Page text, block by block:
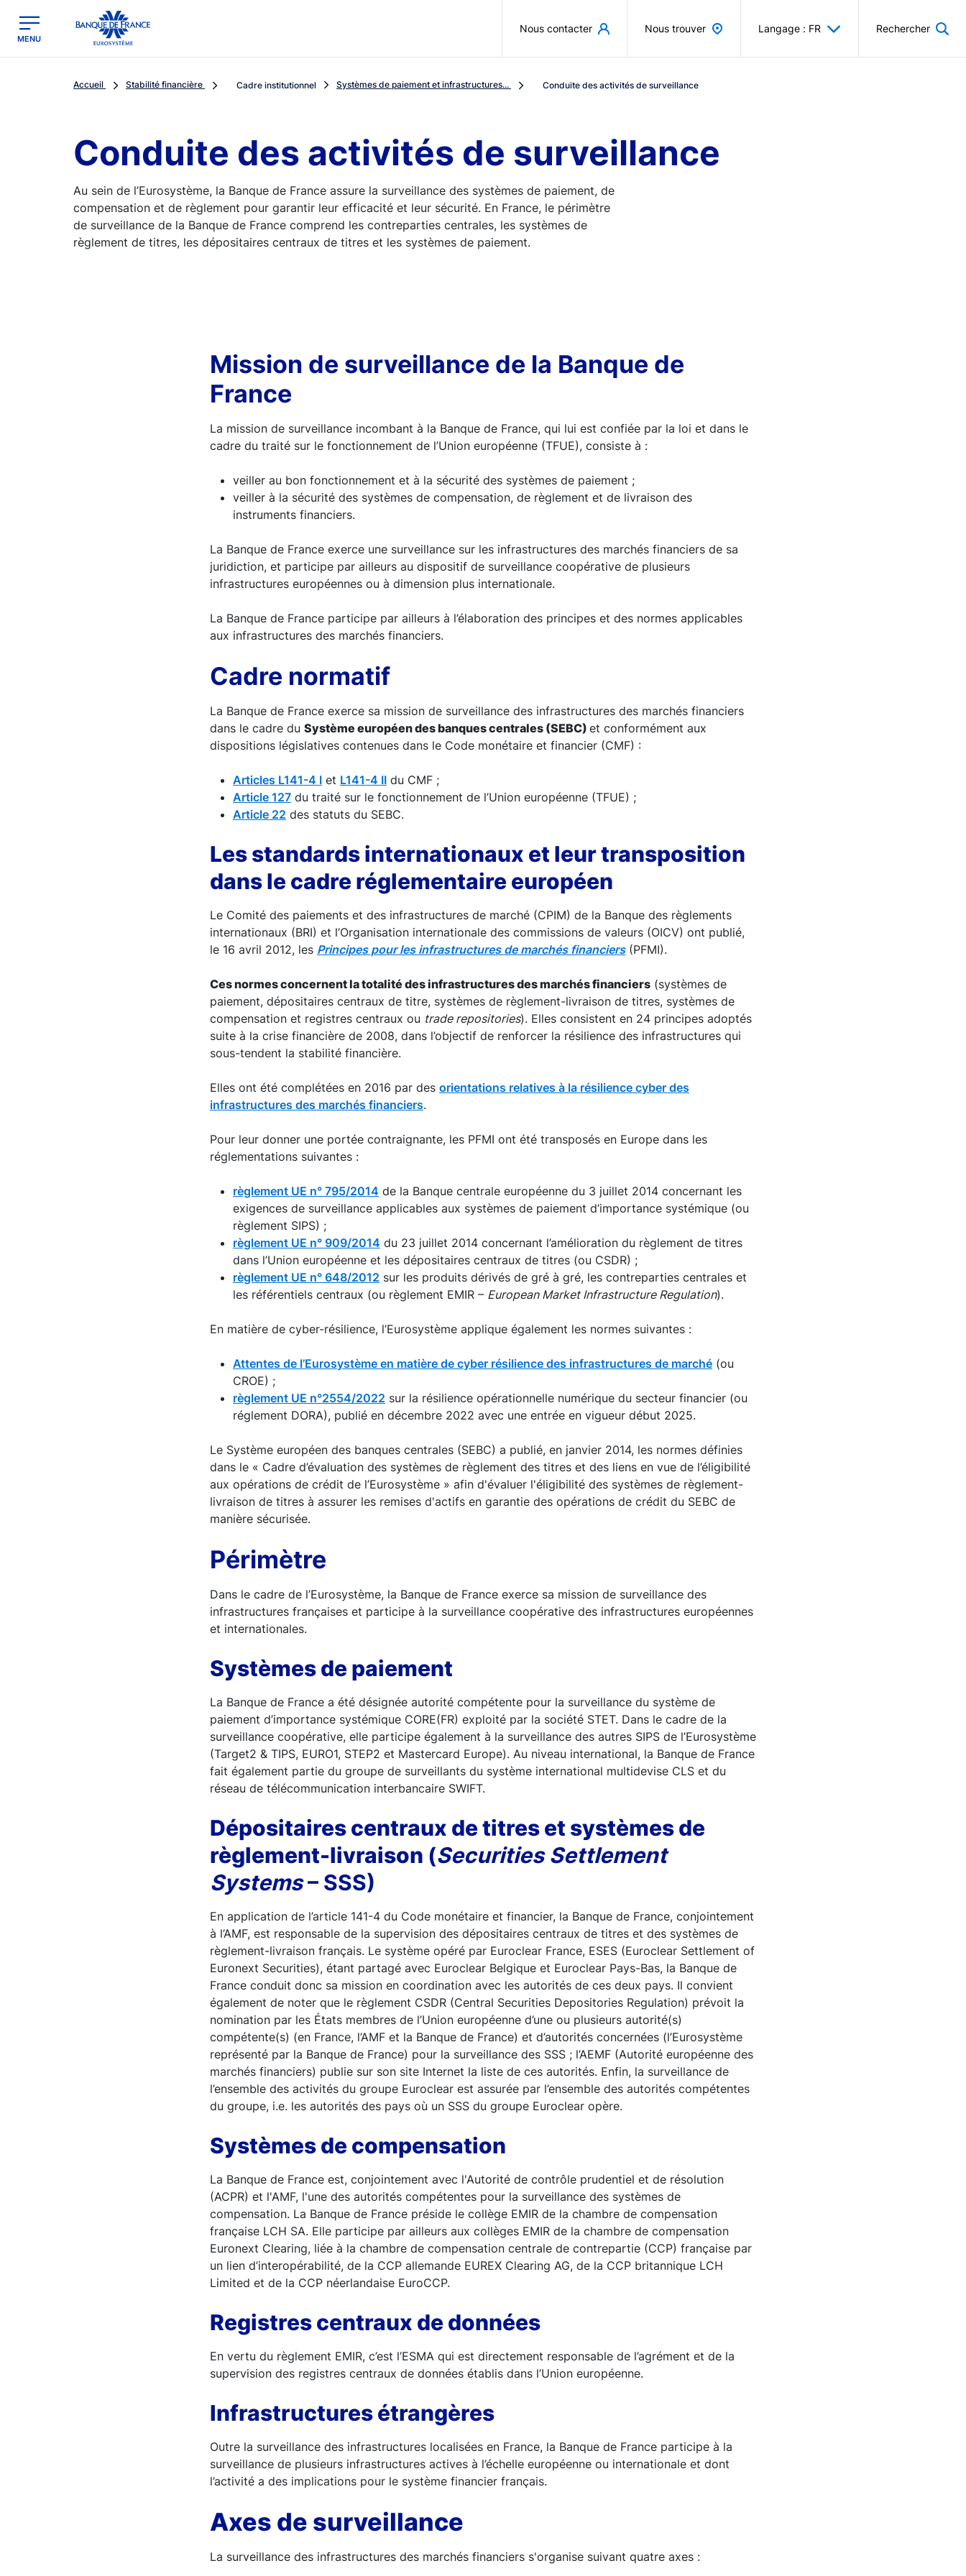
Banque de France - Menu Principal
MENU
Nous contacter Nous trouver Langage : FR Rechercher
Accueil Stabilité financière Cadre institutionnel Systèmes de paiement et infrastructures... Conduite des activités de surveillance
Conduite des activités de surveillance
Au sein de l’Eurosystème, la Banque de France assure la surveillance des systèmes de paiement, de
compensation et de règlement pour garantir leur efficacité et leur sécurité. En France, le périmètre
de surveillance de la Banque de France comprend les contreparties centrales, les systèmes de
règlement de titres, les dépositaires centraux de titres et les systèmes de paiement.
Mission de surveillance de la Banque de
France
La mission de surveillance incombant à la Banque de France, qui lui est confiée par la loi et dans le
cadre du traité sur le fonctionnement de l’Union européenne (TFUE), consiste à :
veiller au bon fonctionnement et à la sécurité des systèmes de paiement ;
veiller à la sécurité des systèmes de compensation, de règlement et de livraison des
instruments financiers.
La Banque de France exerce une surveillance sur les infrastructures des marchés financiers de sa
juridiction, et participe par ailleurs au dispositif de surveillance coopérative de plusieurs
infrastructures européennes ou à dimension plus internationale.
La Banque de France participe par ailleurs à l’élaboration des principes et des normes applicables
aux infrastructures des marchés financiers.
Cadre normatif
La Banque de France exerce sa mission de surveillance des infrastructures des marchés financiers
dans le cadre du Système européen des banques centrales (SEBC) et conformément aux
dispositions législatives contenues dans le Code monétaire et financier (CMF) :
Articles L141-4 I et L141-4 II du CMF ;
Article 127 du traité sur le fonctionnement de l’Union européenne (TFUE) ;
Article 22 des statuts du SEBC.
Les standards internationaux et leur transposition
dans le cadre réglementaire européen
Le Comité des paiements et des infrastructures de marché (CPIM) de la Banque des règlements
internationaux (BRI) et l’Organisation internationale des commissions de valeurs (OICV) ont publié,
le 16 avril 2012, les Principes pour les infrastructures de marchés financiers(PFMI).
Ces normes concernent la totalité des infrastructures des marchés financiers (systèmes de
paiement, dépositaires centraux de titre, systèmes de règlement-livraison de titres, systèmes de
compensation et registres centraux ou trade repositories). Elles consistent en 24 principes adoptés
suite à la crise financière de 2008, dans l’objectif de renforcer la résilience des infrastructures qui
sous-tendent la stabilité financière.
Elles ont été complétées en 2016 par des orientations relatives à la résilience cyber des
infrastructures des marchés financiers.
Pour leur donner une portée contraignante, les PFMI ont été transposés en Europe dans les
réglementations suivantes :
règlement UE n° 795/2014 de la Banque centrale européenne du 3 juillet 2014 concernant les
exigences de surveillance applicables aux systèmes de paiement d’importance systémique (ou
règlement SIPS) ;
règlement UE n° 909/2014 du 23 juillet 2014 concernant l’amélioration du règlement de titres
dans l’Union européenne et les dépositaires centraux de titres (ou CSDR) ;
règlement UE n° 648/2012 sur les produits dérivés de gré à gré, les contreparties centrales et
les référentiels centraux (ou règlement EMIR – European Market Infrastructure Regulation).
En matière de cyber-résilience, l’Eurosystème applique également les normes suivantes :
Attentes de l’Eurosystème en matière de cyber résilience des infrastructures de marché (ou
CROE) ;
règlement UE n°2554/2022 sur la résilience opérationnelle numérique du secteur financier (ou
réglement DORA), publié en décembre 2022 avec une entrée en vigueur début 2025.
Le Système européen des banques centrales (SEBC) a publié, en janvier 2014, les normes définies
dans le « Cadre d’évaluation des systèmes de règlement des titres et des liens en vue de l’éligibilité
aux opérations de crédit de l’Eurosystème » afin d'évaluer l'éligibilité des systèmes de règlement-
livraison de titres à assurer les remises d'actifs en garantie des opérations de crédit du SEBC de
manière sécurisée.
Périmètre
Dans le cadre de l’Eurosystème, la Banque de France exerce sa mission de surveillance des
infrastructures françaises et participe à la surveillance coopérative des infrastructures européennes
et internationales.
Systèmes de paiement
La Banque de France a été désignée autorité compétente pour la surveillance du système de
paiement d’importance systémique CORE(FR) exploité par la société STET. Dans le cadre de la
surveillance coopérative, elle participe également à la surveillance des autres SIPS de l’Eurosystème
(Target2 & TIPS, EURO1, STEP2 et Mastercard Europe). Au niveau international, la Banque de France
fait également partie du groupe de surveillants du système international multidevise CLS et du
réseau de télécommunication interbancaire SWIFT.
Dépositaires centraux de titres et systèmes de
règlement-livraison (Securities Settlement
Systems– SSS)
En application de l’article 141-4 du Code monétaire et financier, la Banque de France, conjointement
à l’AMF, est responsable de la supervision des dépositaires centraux de titres et des systèmes de
règlement-livraison français. Le système opéré par Euroclear France, ESES (Euroclear Settlement of
Euronext Securities), étant partagé avec Euroclear Belgique et Euroclear Pays-Bas, la Banque de
France conduit donc sa mission en coordination avec les autorités de ces deux pays. Il convient
également de noter que le règlement CSDR (Central Securities Depositories Regulation) prévoit la
nomination par les États membres de l’Union européenne d’une ou plusieurs autorité(s)
compétente(s) (en France, l’AMF et la Banque de France) et d’autorités concernées (l’Eurosystème
représenté par la Banque de France) pour la surveillance des SSS ; l’AEMF (Autorité européenne des
marchés financiers) publie sur son site Internet la liste de ces autorités. Enfin, la surveillance de
l’ensemble des activités du groupe Euroclear est assurée par l’ensemble des autorités compétentes
du groupe, i.e. les autorités des pays où un SSS du groupe Euroclear opère.
Systèmes de compensation
La Banque de France est, conjointement avec l'Autorité de contrôle prudentiel et de résolution
(ACPR) et l'AMF, l'une des autorités compétentes pour la surveillance des systèmes de
compensation. La Banque de France préside le collège EMIR de la chambre de compensation
française LCH SA. Elle participe par ailleurs aux collèges EMIR de la chambre de compensation
Euronext Clearing, liée à la chambre de compensation centrale de contrepartie (CCP) française par
un lien d’interopérabilité, de la CCP allemande EUREX Clearing AG, de la CCP britannique LCH
Limited et de la CCP néerlandaise EuroCCP.
Registres centraux de données
En vertu du règlement EMIR, c’est l’ESMA qui est directement responsable de l’agrément et de la
supervision des registres centraux de données établis dans l’Union européenne.
Infrastructures étrangères
Outre la surveillance des infrastructures localisées en France, la Banque de France participe à la
surveillance de plusieurs infrastructures actives à l’échelle européenne ou internationale et dont
l’activité a des implications pour le système financier français.
Axes de surveillance
La surveillance des infrastructures des marchés financiers s'organise suivant quatre axes :